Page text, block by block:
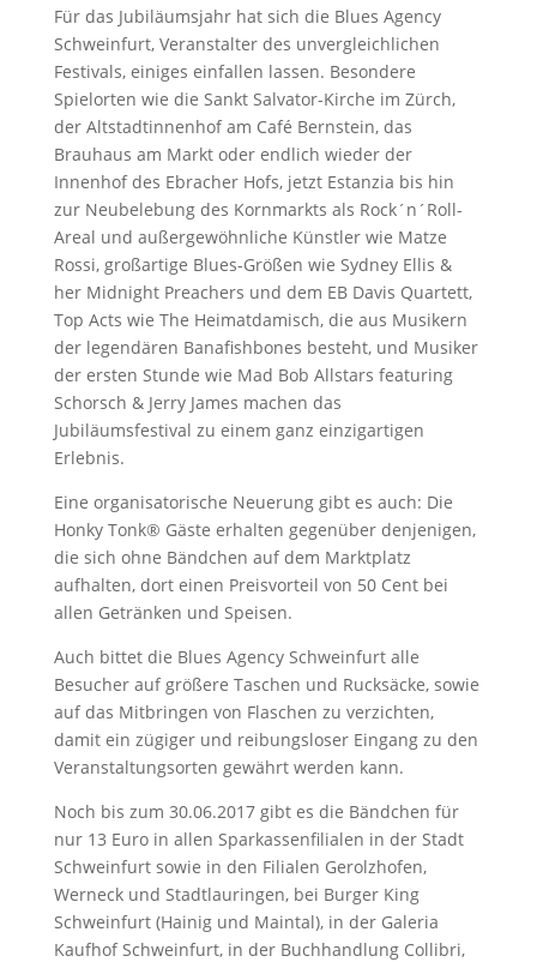
Für das Jubiläumsjahr hat sich die Blues Agency
Schweinfurt, Veranstalter des unvergleichlichen
Festivals, einiges einfallen lassen. Besondere
Spielorten wie die Sankt Salvator-Kirche im Zürch,
der Altstadtinnenhof am Café Bernstein, das
Brauhaus am Markt oder endlich wieder der
Innenhof des Ebracher Hofs, jetzt Estanzia bis hin
zur Neubelebung des Kornmarkts als Rock´n´Roll-
Areal und außergewöhnliche Künstler wie Matze
Rossi, großartige Blues-Größen wie Sydney Ellis &
her Midnight Preachers und dem EB Davis Quartett,
Top Acts wie The Heimatdamisch, die aus Musikern
der legendären Banafishbones besteht, und Musiker
der ersten Stunde wie Mad Bob Allstars featuring
Schorsch & Jerry James machen das
Jubiläumsfestival zu einem ganz einzigartigen
Erlebnis.
Eine organisatorische Neuerung gibt es auch: Die
Honky Tonk® Gäste erhalten gegenüber denjenigen,
die sich ohne Bändchen auf dem Marktplatz
aufhalten, dort einen Preisvorteil von 50 Cent bei
allen Getränken und Speisen.
Auch bittet die Blues Agency Schweinfurt alle
Besucher auf größere Taschen und Rucksäcke, sowie
auf das Mitbringen von Flaschen zu verzichten,
damit ein zügiger und reibungsloser Eingang zu den
Veranstaltungsorten gewährt werden kann.
Noch bis zum 30.06.2017 gibt es die Bändchen für
nur 13 Euro in allen Sparkassenfilialen in der Stadt
Schweinfurt sowie in den Filialen Gerolzhofen,
Werneck und Stadtlauringen, bei Burger King
Schweinfurt (Hainig und Maintal), in der Galeria
Kaufhof Schweinfurt, in der Buchhandlung Collibri,